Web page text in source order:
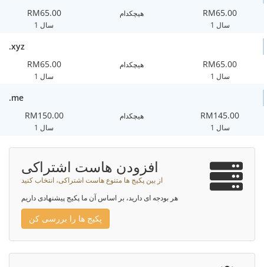
RM65.00
1 سال
هیچکدام RM65.00
1 سال
.xyz
RM65.00
1 سال
هیچکدام RM65.00
1 سال
.me
RM150.00
1 سال
هیچکدام RM145.00
1 سال
افزودن هاست اشتراکی
از بین پکیج ها متنوع هاست اشتراکی، انتخاب کنید
هر بودجه ای دارید، بر اساس آن ما پکیج پیشنهادی داریم
پکیج ها را بررسی کن